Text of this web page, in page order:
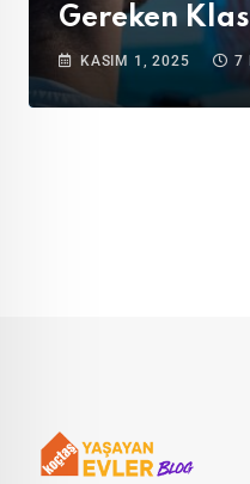
Gereken
KASIM 1, 2025 7